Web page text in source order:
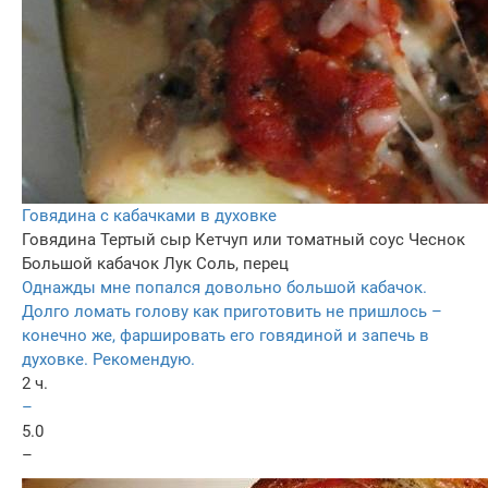
Говядина с кабачками в духовке
Говядина Тертый сыр Кетчуп или томатный соус Чеснок
Большой кабачок Лук Соль, перец
Однажды мне попался довольно большой кабачок.
Долго ломать голову как приготовить не пришлось –
конечно же, фаршировать его говядиной и запечь в
духовке. Рекомендую.
2 ч.
–
5.0
–